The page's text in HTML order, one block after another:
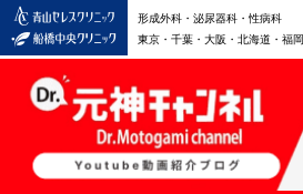
形成外科・泌尿器科・性病科
東京・千葉・大阪・北海道・福岡